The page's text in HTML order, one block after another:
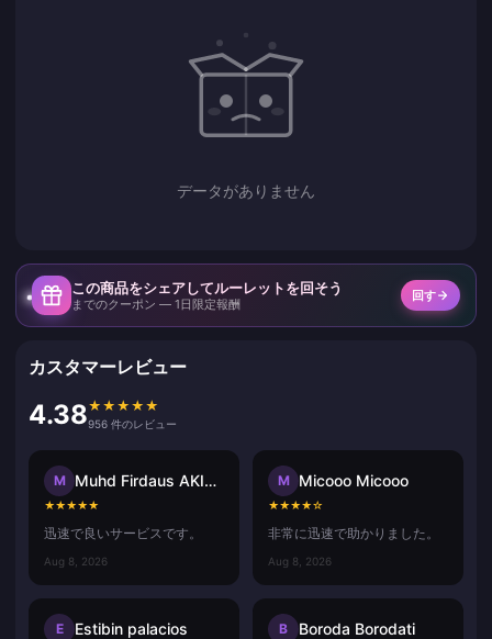
データがありません
この商品をシェアしてルーレットを回そう
までのクーポン — 1日限定報酬
回す
カスタマーレビュー
4.38★ ★ ★ ★ ★
956 件のレビュー
M Muhd Firdaus AKIDAD
★★★★★
迅速で良いサービスです。
Aug 8, 2026
M Micooo Micooo
★★★★☆
非常に迅速で助かりました。
Aug 8, 2026
E Estibin palacios B Boroda Borodati